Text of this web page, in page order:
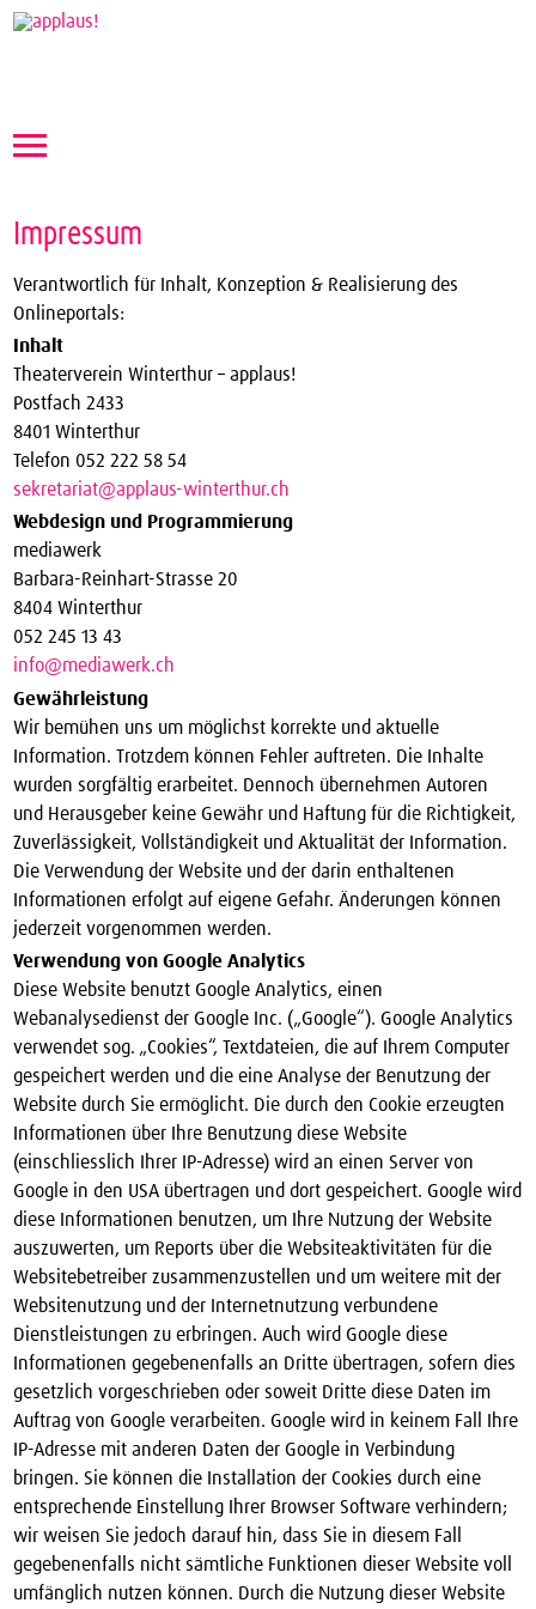
Theater Vergünstigungen
Die nächsten Vorstellungen zum halben Preis
applaus!-Karte bestellen
JTC-Jugend-Theater-Club
Über uns
Kontakt
Archiv
Impressum
Verantwortlich für Inhalt, Konzeption & Realisierung des
Onlineportals:
Inhalt
Theaterverein Winterthur – applaus!
Postfach 2433
8401 Winterthur
Telefon 052 222 58 54
sekretariat@applaus-winterthur.ch
Webdesign und Programmierung
mediawerk
Barbara-Reinhart-Strasse 20
8404 Winterthur
052 245 13 43
info@mediawerk.ch
Gewährleistung
Wir bemühen uns um möglichst korrekte und aktuelle
Information. Trotzdem können Fehler auftreten. Die Inhalte
wurden sorgfältig erarbeitet. Dennoch übernehmen Autoren
und Herausgeber keine Gewähr und Haftung für die Richtigkeit,
Zuverlässigkeit, Vollständigkeit und Aktualität der Information.
Die Verwendung der Website und der darin enthaltenen
Informationen erfolgt auf eigene Gefahr. Änderungen können
jederzeit vorgenommen werden.
Verwendung von Google Analytics
Diese Website benutzt Google Analytics, einen
Webanalysedienst der Google Inc. („Google“). Google Analytics
verwendet sog. „Cookies“, Textdateien, die auf Ihrem Computer
gespeichert werden und die eine Analyse der Benutzung der
Website durch Sie ermöglicht. Die durch den Cookie erzeugten
Informationen über Ihre Benutzung diese Website
(einschliesslich Ihrer IP-Adresse) wird an einen Server von
Google in den USA übertragen und dort gespeichert. Google wird
diese Informationen benutzen, um Ihre Nutzung der Website
auszuwerten, um Reports über die Websiteaktivitäten für die
Websitebetreiber zusammenzustellen und um weitere mit der
Websitenutzung und der Internetnutzung verbundene
Dienstleistungen zu erbringen. Auch wird Google diese
Informationen gegebenenfalls an Dritte übertragen, sofern dies
gesetzlich vorgeschrieben oder soweit Dritte diese Daten im
Auftrag von Google verarbeiten. Google wird in keinem Fall Ihre
IP-Adresse mit anderen Daten der Google in Verbindung
bringen. Sie können die Installation der Cookies durch eine
entsprechende Einstellung Ihrer Browser Software verhindern;
wir weisen Sie jedoch darauf hin, dass Sie in diesem Fall
gegebenenfalls nicht sämtliche Funktionen dieser Website voll
umfänglich nutzen können. Durch die Nutzung dieser Website